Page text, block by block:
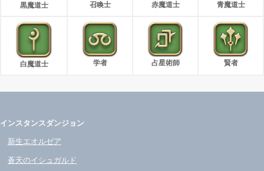
黒魔道士 召喚士 赤魔道士 青魔道士
白魔道士 学者 占星術師 賢者
インスタンスダンジョン
新生エオルゼア
蒼天のイシュガルド